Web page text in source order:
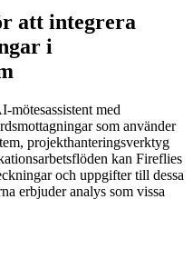
att integrera
i
mötesassistent med
som använder
projekthanteringsverktyg
kan Fireflies
och uppgifter till dessa
erbjuder analys som vissa